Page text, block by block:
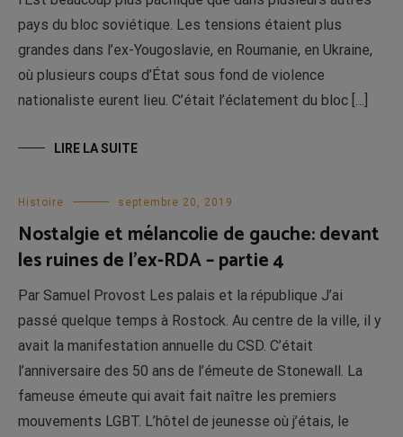
pays du bloc soviétique. Les tensions étaient plus
grandes dans l’ex-Yougoslavie, en Roumanie, en Ukraine,
où plusieurs coups d’État sous fond de violence
nationaliste eurent lieu. C’était l’éclatement du bloc […]
LIRE LA SUITE
Histoire septembre 20, 2019
Nostalgie et mélancolie de gauche: devant
les ruines de l’ex-RDA – partie 4
Par Samuel Provost Les palais et la république J’ai
passé quelque temps à Rostock. Au centre de la ville, il y
avait la manifestation annuelle du CSD. C’était
l’anniversaire des 50 ans de l’émeute de Stonewall. La
fameuse émeute qui avait fait naître les premiers
mouvements LGBT. L’hôtel de jeunesse où j’étais, le